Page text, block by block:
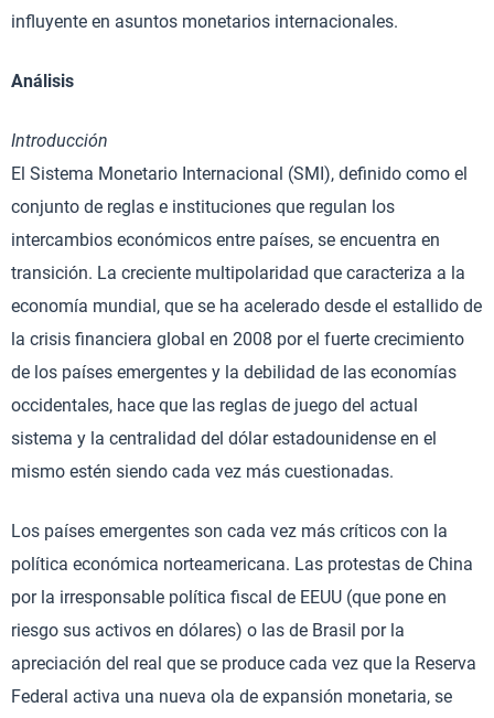
influyente en asuntos monetarios internacionales.
Análisis
Introducción
El Sistema Monetario Internacional (SMI), definido como el
conjunto de reglas e instituciones que regulan los
intercambios económicos entre países, se encuentra en
transición. La creciente multipolaridad que caracteriza a la
economía mundial, que se ha acelerado desde el estallido de
la crisis financiera global en 2008 por el fuerte crecimiento
de los países emergentes y la debilidad de las economías
occidentales, hace que las reglas de juego del actual
sistema y la centralidad del dólar estadounidense en el
mismo estén siendo cada vez más cuestionadas.
Los países emergentes son cada vez más críticos con la
política económica norteamericana. Las protestas de China
por la irresponsable política fiscal de EEUU (que pone en
riesgo sus activos en dólares) o las de Brasil por la
apreciación del real que se produce cada vez que la Reserva
Federal activa una nueva ola de expansión monetaria, se